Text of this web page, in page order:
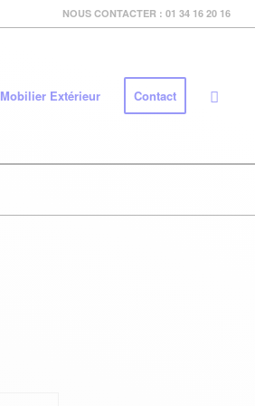
NOUS CONTACTER : 01 34 16 20 16
Mobilier Extérieur Contact